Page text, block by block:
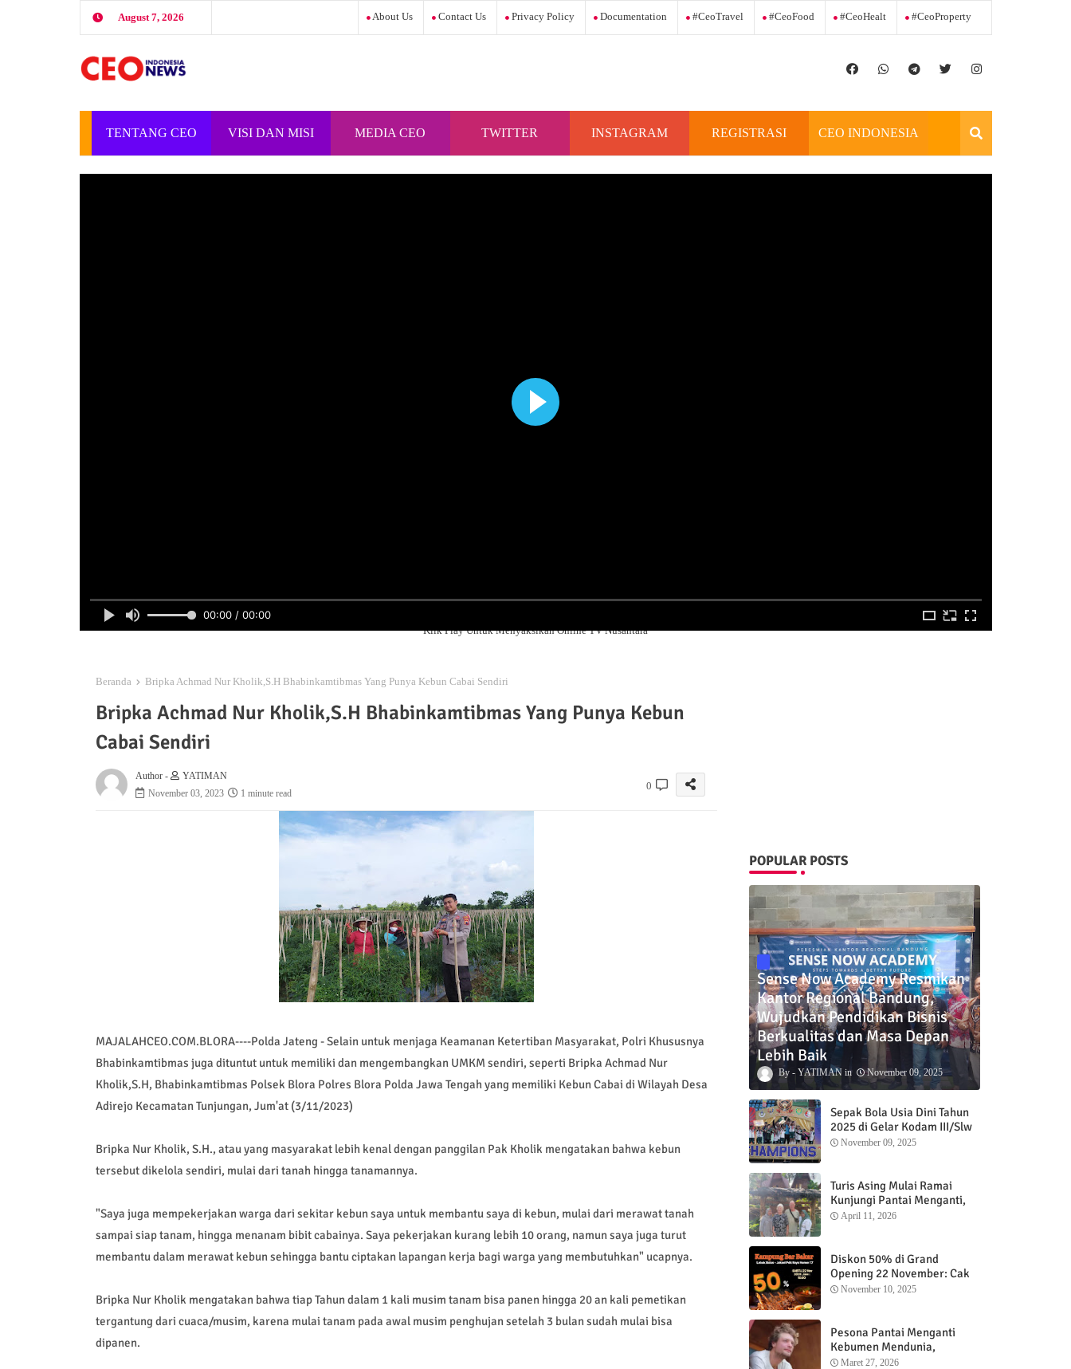
August 7, 2026 About Us Contact Us Privacy Policy Documentation #ceoTravel #ceoFood #ceoHealt #ceoProperty
TENTANG CEO
INDONESIA
VISI DAN MISI
CEO INDONESIA
MEDIA CEO
INDONESIA
TWITTER INSTAGRAM REGISTRASI CEO INDONESIA
OFFICIAL
00:00 / 00:00
Klik Play Untuk Menyaksikan Online TV Nusantara
Beranda Bripka Achmad Nur Kholik,S.H Bhabinkamtibmas Yang Punya Kebun Cabai Sendiri
Bripka Achmad Nur Kholik,S.H Bhabinkamtibmas Yang Punya Kebun
Cabai Sendiri
Author -
YATIMAN
November 03, 2023
1 minute read
0
MAJALAHCEO.COM.BLORA----Polda Jateng - Selain untuk menjaga Keamanan Ketertiban Masyarakat, Polri Khususnya
Bhabinkamtibmas juga dituntut untuk memiliki dan mengembangkan UMKM sendiri, seperti Bripka Achmad Nur
Kholik,S.H, Bhabinkamtibmas Polsek Blora Polres Blora Polda Jawa Tengah yang memiliki Kebun Cabai di Wilayah Desa
Adirejo Kecamatan Tunjungan, Jum'at (3/11/2023)
Bripka Nur Kholik, S.H., atau yang masyarakat lebih kenal dengan panggilan Pak Kholik mengatakan bahwa kebun
tersebut dikelola sendiri, mulai dari tanah hingga tanamannya.
"Saya juga mempekerjakan warga dari sekitar kebun saya untuk membantu saya di kebun, mulai dari merawat tanah
sampai siap tanam, hingga menanam bibit cabainya. Saya pekerjakan kurang lebih 10 orang, namun saya juga turut
membantu dalam merawat kebun sehingga bantu ciptakan lapangan kerja bagi warga yang membutuhkan" ucapnya.
Bripka Nur Kholik mengatakan bahwa tiap Tahun dalam 1 kali musim tanam bisa panen hingga 20 an kali pemetikan
tergantung dari cuaca/musim, karena mulai tanam pada awal musim penghujan setelah 3 bulan sudah mulai bisa
dipanen.
POPULAR POSTS
Sense Now Academy Resmikan
Kantor Regional Bandung,
Wujudkan Pendidikan Bisnis
Berkualitas dan Masa Depan
Lebih Baik
YATIMAN November 09, 2025
Sepak Bola Usia Dini Tahun
2025 di Gelar Kodam III/Slw
November 09, 2025
Turis Asing Mulai Ramai
Kunjungi Pantai Menganti,
Nikmati Sunrise dan Sunset
April 11, 2026
Diskon 50% di Grand
Opening 22 November: Cak
Ofi Hadirkan Balungan Bakar
November 10, 2025
Pesona Pantai Menganti
Kebumen Mendunia,
Wisatawan Mancanegara
Maret 27, 2026